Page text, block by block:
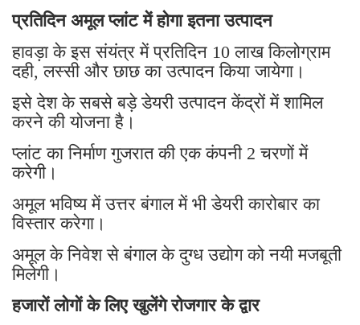
प्रतिदिन अमूल प्लांट में होगा इतना उत्पादन
हावड़ा के इस संयंत्र में प्रतिदिन 10 लाख किलोग्राम
दही, लस्सी और छाछ का उत्पादन किया जायेगा।
इसे देश के सबसे बड़े डेयरी उत्पादन केंद्रों में शामिल
करने की योजना है।
प्लांट का निर्माण गुजरात की एक कंपनी 2 चरणों में
करेगी।
अमूल भविष्य में उत्तर बंगाल में भी डेयरी कारोबार का
विस्तार करेगा।
अमूल के निवेश से बंगाल के दुग्ध उद्योग को नयी मजबूती
मिलेगी।
हजारों लोगों के लिए खुलेंगे रोजगार के द्वार